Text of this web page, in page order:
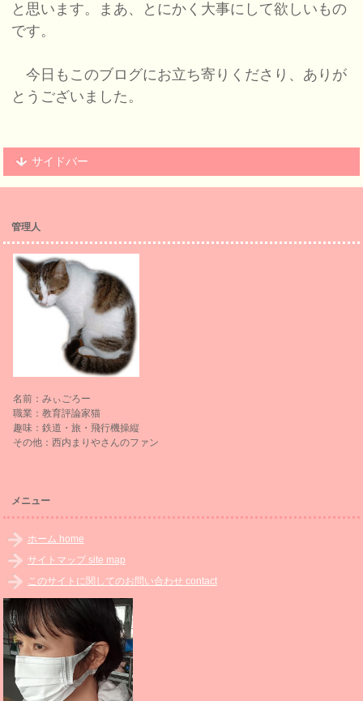
と思います。まあ、とにかく大事にして欲しいもの
です。
今日もこのブログにお立ち寄りくださり、ありが
とうございました。
サイドバー
管理人
名前：みぃごろー
職業：教育評論家猫
趣味：鉄道・旅・飛行機操縦
その他：西内まりやさんのファン
メニュー
ホーム home
サイトマップ site map
このサイトに関してのお問い合わせ contact